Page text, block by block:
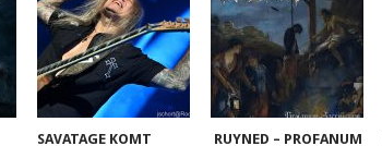
SAVATAGE KOMT RUYNED – PROFANUM